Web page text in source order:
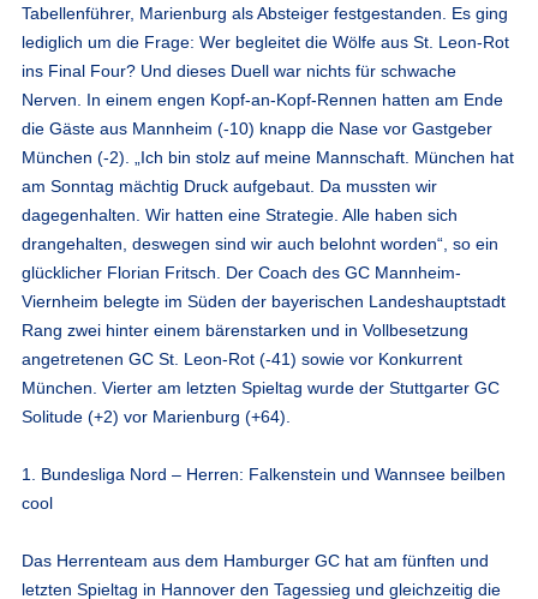
Tabellenführer, Marienburg als Absteiger festgestanden. Es ging
lediglich um die Frage: Wer begleitet die Wölfe aus St. Leon-Rot
ins Final Four? Und dieses Duell war nichts für schwache
Nerven. In einem engen Kopf-an-Kopf-Rennen hatten am Ende
die Gäste aus Mannheim (-10) knapp die Nase vor Gastgeber
München (-2). „Ich bin stolz auf meine Mannschaft. München hat
am Sonntag mächtig Druck aufgebaut. Da mussten wir
dagegenhalten. Wir hatten eine Strategie. Alle haben sich
drangehalten, deswegen sind wir auch belohnt worden“, so ein
glücklicher Florian Fritsch. Der Coach des GC Mannheim-
Viernheim belegte im Süden der bayerischen Landeshauptstadt
Rang zwei hinter einem bärenstarken und in Vollbesetzung
angetretenen GC St. Leon-Rot (-41) sowie vor Konkurrent
München. Vierter am letzten Spieltag wurde der Stuttgarter GC
Solitude (+2) vor Marienburg (+64).
1. Bundesliga Nord – Herren: Falkenstein und Wannsee beilben
cool
Das Herrenteam aus dem Hamburger GC hat am fünften und
letzten Spieltag in Hannover den Tagessieg und gleichzeitig die